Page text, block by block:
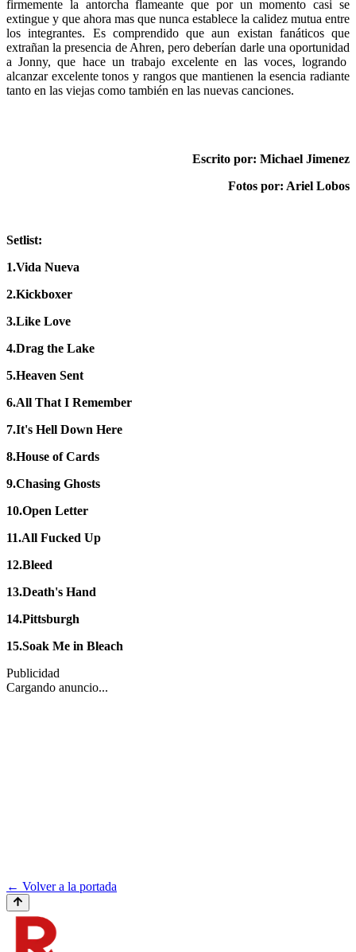
firmemente la antorcha flameante que por un momento casi se
extingue y que ahora mas que nunca establece la calidez mutua entre
los integrantes. Es comprendido que aun existan fanáticos que
extrañan la presencia de Ahren, pero deberían darle una oportunidad
a Jonny, que hace un trabajo excelente en las voces, logrando
alcanzar excelente tonos y rangos que mantienen la esencia radiante
tanto en las viejas como también en las nuevas canciones.
Escrito por: Michael Jimenez
Fotos por: Ariel Lobos
Setlist:
1.Vida Nueva
2.Kickboxer
3.Like Love
4.Drag the Lake
5.Heaven Sent
6.All That I Remember
7.It's Hell Down Here
8.House of Cards
9.Chasing Ghosts
10.Open Letter
11.All Fucked Up
12.Bleed
13.Death's Hand
14.Pittsburgh
15.Soak Me in Bleach
Publicidad
Cargando anuncio...
← Volver a la portada